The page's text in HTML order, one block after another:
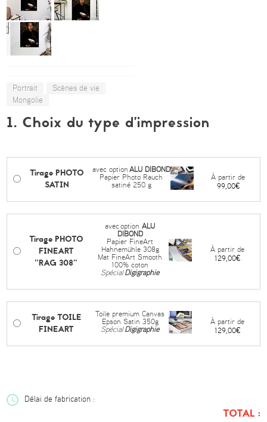
Portrait
Scènes de vie
Mongolie
1. Choix du type d’impression
Tirage PHOTO
SATIN
avec option ALU DIBOND
Papier Photo Rauch
satiné 250 g
À partir de
99,00€
Tirage PHOTO
FINEART
"RAG 308"
avecoptionALU
DIBOND
Papier FineArt
Hahnemühle 308g
Mat FineArt Smooth
100% coton
SpécialDigigraphie
À partir de
129,00€
Tirage TOILE
FINEART
Toile premium Canvas
Epson Satin 350g
SpécialDigigraphie
À partir de
129,00€
Délai de fabrication :
TOTAL :